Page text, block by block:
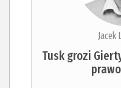
Jacek
Tusk grozi